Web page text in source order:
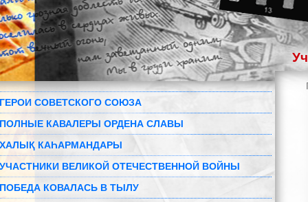
ГЕРОИ СОВЕТСКОГО СОЮЗА
ПОЛНЫЕ КАВАЛЕРЫ ОРДЕНА СЛАВЫ
ХАЛЫҚ КАҺАРМАНДАРЫ
УЧАСТНИКИ ВЕЛИКОЙ ОТЕЧЕСТВЕННОЙ ВОЙНЫ
ПОБЕДА КОВАЛАСЬ В ТЫЛУ